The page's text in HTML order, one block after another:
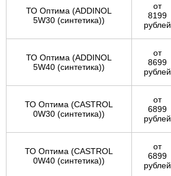
ТО Оптима (ADDINOL
5W30 (синтетика))
от
8199
рублей
ТО Оптима (ADDINOL
5W40 (синтетика))
от
8699
рублей
ТО Оптима (CASTROL
0W30 (синтетика))
от
6899
рублей
ТО Оптима (CASTROL
0W40 (синтетика))
от
6899
рублей